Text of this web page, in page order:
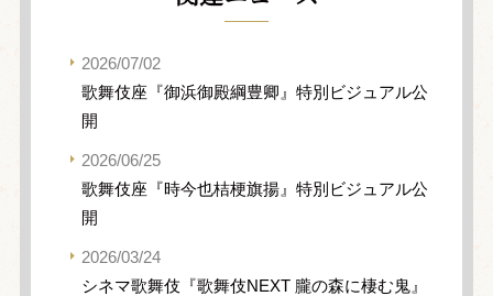
2026/07/02
歌舞伎座『御浜御殿綱豊卿』特別ビジュアル公
開
2026/06/25
歌舞伎座『時今也桔梗旗揚』特別ビジュアル公
開
2026/03/24
シネマ歌舞伎『歌舞伎NEXT 朧の森に棲む鬼』